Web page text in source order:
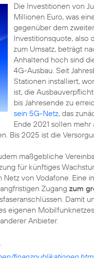
Die Investitionen von
Millionen Euro, was
gegenüber dem
Investitionsquote, also
zum Umsatz, beträgt
Anhaltend hoch sind
4G-Ausbau. Seit
Stationen installiert,
ist, die
bis Jahresende zu
sein 5G-Netz, das
Ende 2021 sollen
2025 ist die
maßgebliche
für künftiges
von Vodafone. Eine
Zugang zum
Damit
eigenen
Anbieter.